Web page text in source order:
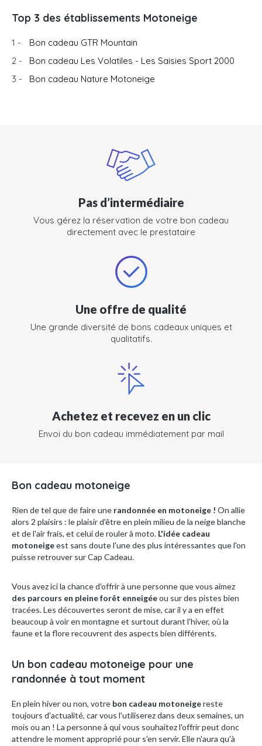
Top 3 des établissements Motoneige
1 -
Bon cadeau GTR Mountain
2 -
Bon cadeau Les Volatiles - Les Saisies Sport 2000
3 -
Bon cadeau Nature Motoneige
Pas d’intermédiaire
Vous gérez la réservation de votre bon cadeau
directement avec le prestataire
Une offre de qualité
Une grande diversité de bons cadeaux uniques et
qualitatifs.
Achetez et recevez en un clic
Envoi du bon cadeau immédiatement par mail
Bon cadeau motoneige
Rien de tel que de faire une randonnée en motoneige ! On allie
alors 2 plaisirs : le plaisir d'être en plein milieu de la neige blanche
et de l'air frais, et celui de rouler à moto. L'idée cadeau
motoneigeest sans doute l'une des plus intéressantes que l'on
puisse retrouver sur Cap Cadeau.
Vous avez ici la chance d'offrir à une personne que vous aimez
des parcours en pleine forêt enneigéeou sur des pistes bien
tracées. Les découvertes seront de mise, car il y a en effet
beaucoup à voir en montagne et surtout durant l'hiver, où la
faune et la flore recouvrent des aspects bien différents.
Un bon cadeau motoneige pour une
randonnée à tout moment
En plein hiver ou non, votre bon cadeau motoneigereste
toujours d'actualité, car vous l'utiliserez dans deux semaines, un
mois ou an ! La personne à qui vous souhaitez l'offrir peut donc
attendre le moment approprié pour s'en servir. Elle n'aura qu'à